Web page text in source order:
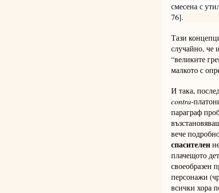
смесена с
76].
Тази
случайно, че
“великите
малкото с
И така,
contra-
параграф
вече
спасителен
плачещото
своеобразен
персонажи
всички хора